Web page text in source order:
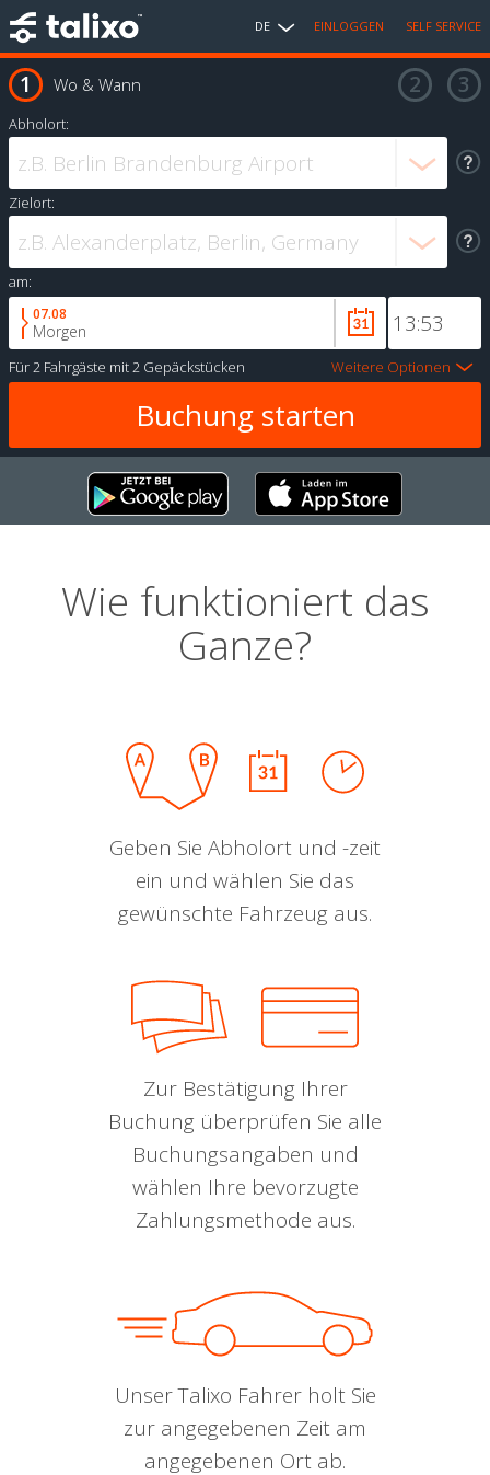
DE EINLOGGEN SELF SERVICE
Wo & Wann
Abholort:
Zielort:
am:
07.08
Morgen
Für2 Fahrgäste mit2 Gepäckstücken Weitere Optionen
Wie funktioniert das
Ganze?
Geben Sie Abholort und -zeit
ein und wählen Sie das
gewünschte Fahrzeug aus.
Zur Bestätigung Ihrer
Buchung überprüfen Sie alle
Buchungsangaben und
wählen Ihre bevorzugte
Zahlungsmethode aus.
Unser Talixo Fahrer holt Sie
zur angegebenen Zeit am
angegebenen Ort ab.